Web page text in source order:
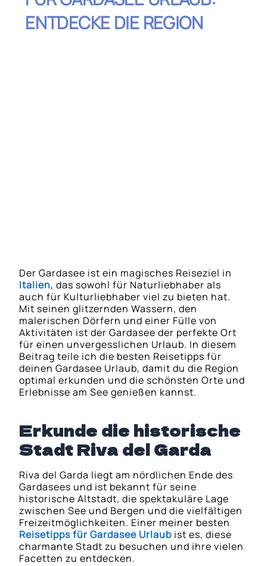
ENTDECKE DIE REGION
Der Gardasee ist ein magisches Reiseziel in
Italien, das sowohl für Naturliebhaber als
auch für Kulturliebhaber viel zu bieten hat.
Mit seinen glitzernden Wassern, den
malerischen Dörfern und einer Fülle von
Aktivitäten ist der Gardasee der perfekte Ort
für einen unvergesslichen Urlaub. In diesem
Beitrag teile ich die besten Reisetipps für
deinen Gardasee Urlaub, damit du die Region
optimal erkunden und die schönsten Orte und
Erlebnisse am See genießen kannst.
Erkunde die historische
Stadt Riva del Garda
Riva del Garda liegt am nördlichen Ende des
Gardasees und ist bekannt für seine
historische Altstadt, die spektakuläre Lage
zwischen See und Bergen und die vielfältigen
Freizeitmöglichkeiten. Einer meiner besten
Reisetipps für Gardasee Urlaub ist es, diese
charmante Stadt zu besuchen und ihre vielen
Facetten zu entdecken.